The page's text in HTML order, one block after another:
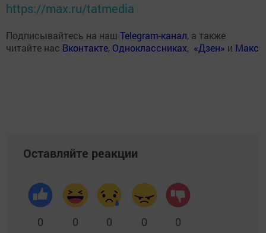
https://max.ru/tatmedia
Подписывайтесь на наш Telegram-канал, а также
читайте нас Вконтакте, Одноклассниках, «Дзен» и Макс
Оставляйте реакции
0 0 0 0 0